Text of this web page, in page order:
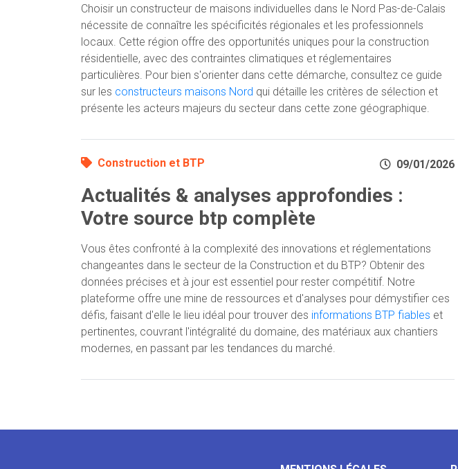
Choisir un constructeur de maisons individuelles dans le Nord Pas-de-Calais
nécessite de connaître les spécificités régionales et les professionnels
locaux. Cette région offre des opportunités uniques pour la construction
résidentielle, avec des contraintes climatiques et réglementaires
particulières. Pour bien s'orienter dans cette démarche, consultez ce guide
sur les constructeurs maisons Nord qui détaille les critères de sélection et
présente les acteurs majeurs du secteur dans cette zone géographique.
Construction et BTP 09/01/2026
Actualités & analyses approfondies :
Votre source btp complète
Vous êtes confronté à la complexité des innovations et réglementations
changeantes dans le secteur de la Construction et du BTP? Obtenir des
données précises et à jour est essentiel pour rester compétitif. Notre
plateforme offre une mine de ressources et d'analyses pour démystifier ces
défis, faisant d'elle le lieu idéal pour trouver des informations BTP fiables et
pertinentes, couvrant l'intégralité du domaine, des matériaux aux chantiers
modernes, en passant par les tendances du marché.